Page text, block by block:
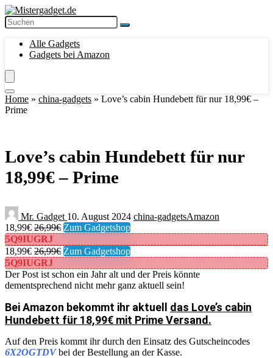
Alle Gadgets
Gadgets bei Amazon
Home » china-gadgets » Love’s cabin Hundebett für nur 18,99€ –
Prime
Love’s cabin Hundebett für nur
18,99€ – Prime
Mr. Gadget 10. August 2024 china-gadgetsAmazon
18,99€ 26,99€ Zum Gadgetshop
5Q9IUGRJ
18,99€ 26,99€ Zum Gadgetshop
5Q9IUGRJ
Der Post ist schon ein Jahr alt und der Preis könnte
dementsprechend nicht mehr ganz aktuell sein!
Bei Amazon bekommt ihr aktuell das Love’s cabin
Hundebett für 18,99€ mit Prime Versand.
Auf den Preis kommt ihr durch den Einsatz des Gutscheincodes
6X2OGTDV bei der Bestellung an der Kasse.